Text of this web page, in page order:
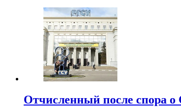
Отчисленный после спора о